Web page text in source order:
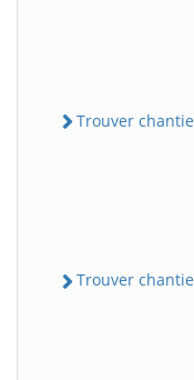
Trouver
Trouver